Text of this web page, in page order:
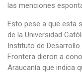
las menciones
Esto pese a que esta
de la Universidad
Instituto de Desarrollo
Frontera dieron a
Araucanía que indica